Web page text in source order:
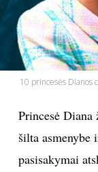
HOROSKOPAI
ASTROLOGIJA
KULTŪRA
10 princesės Dianos
Princesė Diana
šilta asmenybe
pasisakymai